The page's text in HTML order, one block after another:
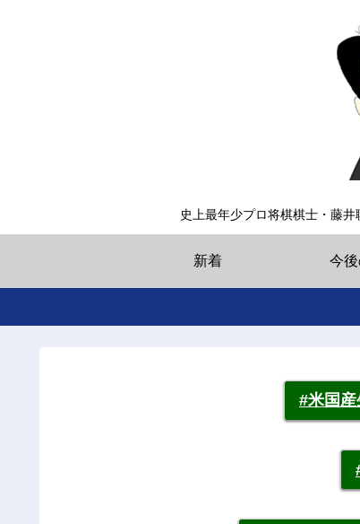
史上最年少プロ将棋棋士・藤
新着 今
#米国